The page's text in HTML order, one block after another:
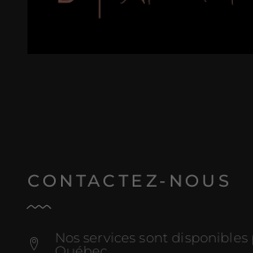
CONTACTEZ-NOUS
Nos services sont